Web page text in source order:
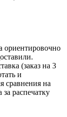
ориентировочно
(заказ на 3
и
сравнения на
за распечатку